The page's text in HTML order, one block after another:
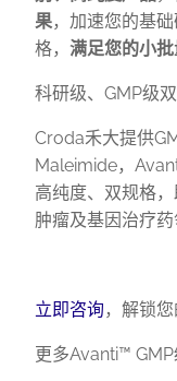
果，加速您的基
格， 满足您的小
科研级、GMP级
Croda禾大提供
Maleimide，
高纯度、双规格
肿瘤及基因治疗药
立即咨询 ，解锁
更多Avanti™